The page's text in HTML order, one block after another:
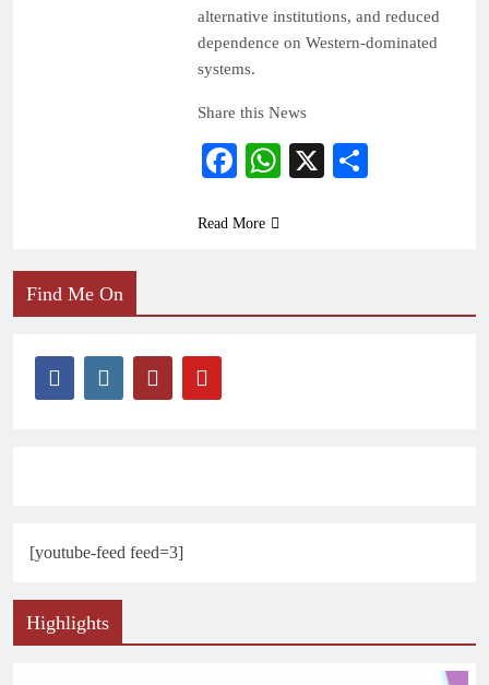
alternative institutions, and reduced
dependence on Western-dominated
systems.
Share this News
Facebook
WhatsApp
X
Read More
Find Me On
[youtube-feed feed=3]
Highlights